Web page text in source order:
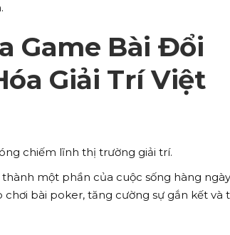
Game Bài Đổi
Giải Trí Việt
chiếm lĩnh thị trường giải trí.
một phần của cuộc sống hàng
bài poker, tăng cường sự gắn kết và